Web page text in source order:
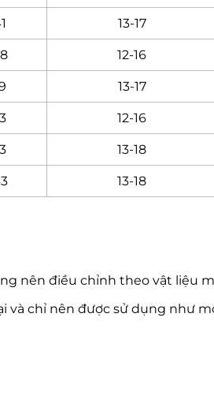
13-17
12-16
13-17
12-16
13-18
13-18
nên điều chỉnh theo vật liệu
và chỉ nên được sử dụng như